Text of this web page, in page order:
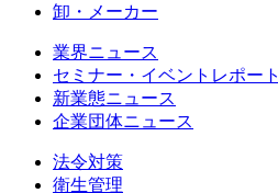
卸・メーカー
業界ニュース
セミナー・イベントレポート
新業態ニュース
企業団体ニュース
法令対策
衛生管理